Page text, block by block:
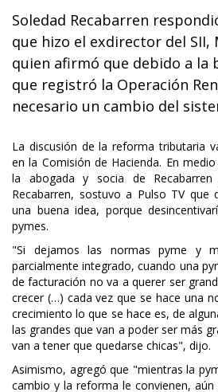
Soledad Recabarren
que hizo el exdirector del SII,
quien afirmó que debido a la
que registró la Operación
necesario un cambio del
La discusión de la reforma tributaria
en la Comisión de Hacienda. En
la abogada y socia de Recabarren
Recabarren, sostuvo a Pulso TV que
una buena idea, porque
pymes.
"Si dejamos las normas pyme y
parcialmente integrado, cuando una
de facturación no va a querer ser
crecer (…) cada vez que se hace una
crecimiento lo que se hace es, de
las grandes que van a poder ser más
van a tener que quedarse chicas", dijo.
Asimismo, agregó que "mientras la
cambio y la reforma le convienen,